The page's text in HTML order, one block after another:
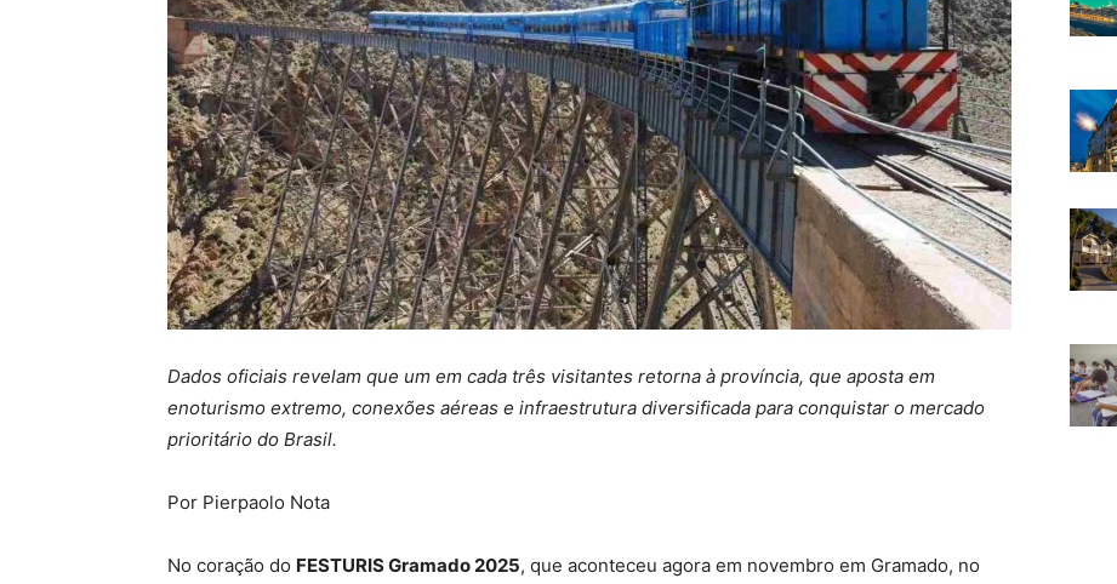
Dados oficiais revelam que um em cada três visitantes retorna à província, que aposta em
enoturismo extremo, conexões aéreas e infraestrutura diversificada para conquistar o mercado
prioritário do Brasil.
Por Pierpaolo Nota
No coração do FESTURIS Gramado 2025, que aconteceu agora em novembro em Gramado, no